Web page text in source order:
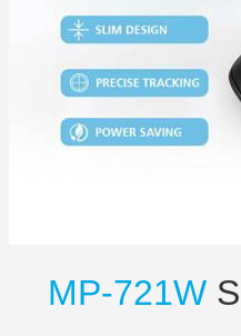
MP-721W